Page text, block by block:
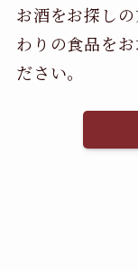
お酒をお探し
わりの食品を
ださい。